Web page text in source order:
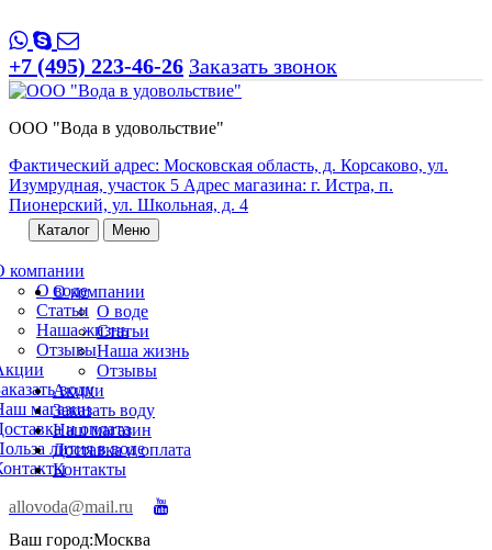
+7 (495) 223-46-26 Заказать звонок
ООО "Вода в удовольствие"
Фактический адрес: Московская область, д. Корсаково, ул.
Изумрудная, участок 5 Адрес магазина: г. Истра, п.
Пионерский, ул. Школьная, д. 4
Каталог Меню
компании
О воде
Статьи
Наша жизнь
Отзывы
воду
магазин
и оплата
лития в воде
О компании
О воде
Статьи
Наша жизнь
Отзывы
Акции
Заказать воду
Наш магазин
Доставка и оплата
Контакты
allovoda@mail.ru
Ваш город:Москва